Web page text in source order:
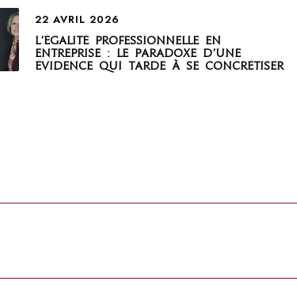
22 AVRIL 2026
L’égalité professionnelle en
entreprise : le paradoxe d’une
évidence qui tarde à se concrétiser